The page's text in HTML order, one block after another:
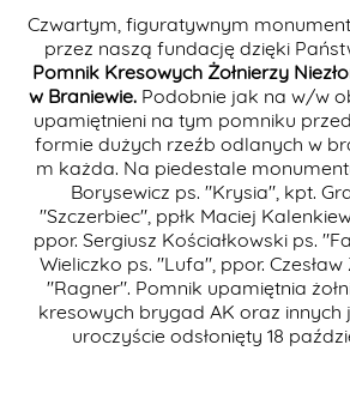
Czwartym, figuratywnym
przez naszą fundację dzięki
Pomnik Kresowych Żołnierzy
w Braniewie.Podobnie jak na w/w
upamiętnieni na tym pomniku
formie dużych rzeźb odlanych w
m każda. Na piedestale
Borysewicz ps. "Krysia", kpt.
"Szczerbiec", ppłk Maciej
ppor. Sergiusz Kościałkowski ps.
Wieliczko ps. "Lufa", ppor.
"Ragner". Pomnik upamiętnia
kresowych brygad AK oraz innych
uroczyście odsłonięty 18